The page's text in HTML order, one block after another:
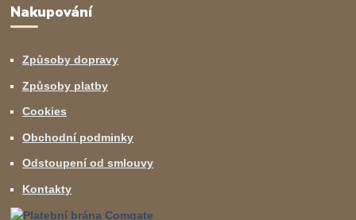
Nakupování
Způsoby dopravy
Způsoby platby
Cookies
Obchodní podminky
Odstoupení od smlouvy
Kontakty